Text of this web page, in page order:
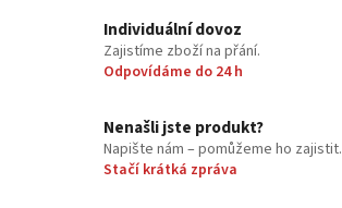
Individuální dovoz
Zajistíme zboží na přání.
Odpovídáme do 24 h
Nenašli jste produkt?
Napište nám – pomůžeme ho zajistit.
Stačí krátká zpráva